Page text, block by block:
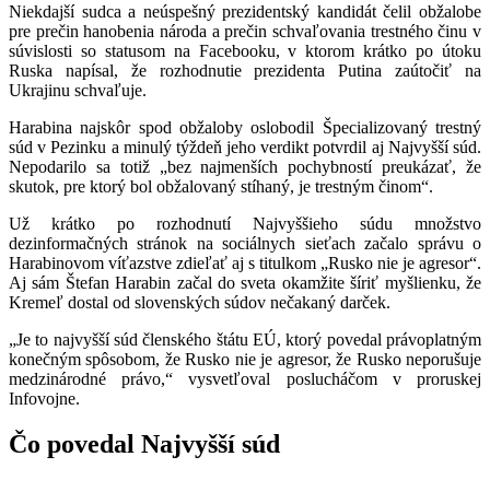
Niekdajší sudca a neúspešný prezidentský kandidát čelil obžalobe
pre prečin hanobenia národa a prečin schvaľovania trestného činu v
súvislosti so statusom na Facebooku, v ktorom krátko po útoku
Ruska napísal, že rozhodnutie prezidenta Putina zaútočiť na
Ukrajinu schvaľuje.
Harabina najskôr spod obžaloby oslobodil Špecializovaný trestný
súd v Pezinku a minulý týždeň jeho verdikt potvrdil aj Najvyšší súd.
Nepodarilo sa totiž „bez najmenších pochybností preukázať, že
skutok, pre ktorý bol obžalovaný stíhaný, je trestným činom“.
Už krátko po rozhodnutí Najvyššieho súdu množstvo
dezinformačných stránok na sociálnych sieťach začalo správu o
Harabinovom víťazstve zdieľať aj s titulkom „Rusko nie je agresor“.
Aj sám Štefan Harabin začal do sveta okamžite šíriť myšlienku, že
Kremeľ dostal od slovenských súdov nečakaný darček.
„Je to najvyšší súd členského štátu EÚ, ktorý povedal právoplatným
konečným spôsobom, že Rusko nie je agresor, že Rusko neporušuje
medzinárodné právo,“ vysvetľoval poslucháčom v proruskej
Infovojne.
Čo povedal Najvyšší súd